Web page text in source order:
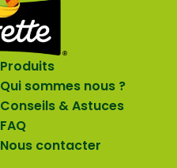
Produits
Qui sommes nous ?
Conseils & Astuces
FAQ
Nous contacter